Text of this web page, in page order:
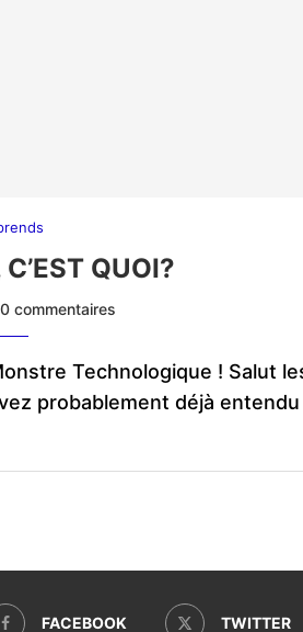
QUOI?
0 commentaires
Technologique ! Salut
probablement déjà
FACEBOOK TWITTER